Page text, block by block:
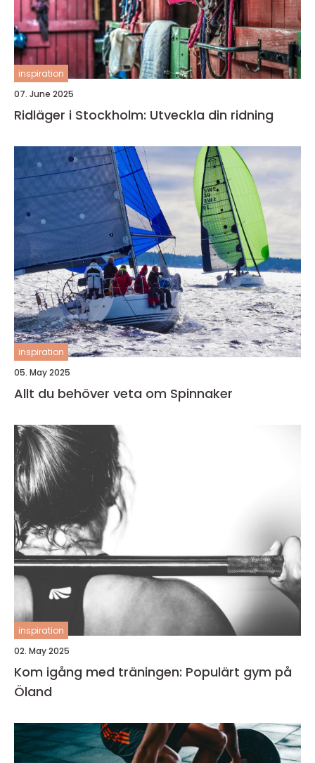
inspiration
07. June 2025
Ridläger i Stockholm: Utveckla din ridning
inspiration
05. May 2025
Allt du behöver veta om Spinnaker
inspiration
02. May 2025
Kom igång med träningen: Populärt gym på
Öland